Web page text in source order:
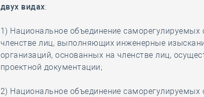
двух видах:
1) Национальное объединение саморегулируемых
членстве лиц, выполняющих инженерные
организаций, основанных на членстве лиц,
проектной документации;
2) Национальное объединение саморегулируемых